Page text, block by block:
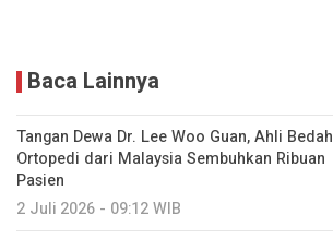
Baca Lainnya
Tangan Dewa Dr. Lee Woo Guan, Ahli Bedah
Ortopedi dari Malaysia Sembuhkan Ribuan
Pasien
2 Juli 2026 - 09:12 WIB